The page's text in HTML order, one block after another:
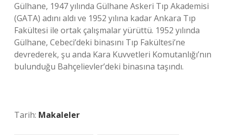
Gülhane, 1947 yılında Gülhane Askeri Tıp Akademisi
(GATA) adını aldı ve 1952 yılına kadar Ankara Tıp
Fakültesi ile ortak çalışmalar yürüttü. 1952 yılında
Gülhane, Cebeci’deki binasını Tıp Fakültesi’ne
devrederek, şu anda Kara Kuvvetleri Komutanlığı’nın
bulunduğu Bahçelievler’deki binasına taşındı.
Tarih: Makaleler